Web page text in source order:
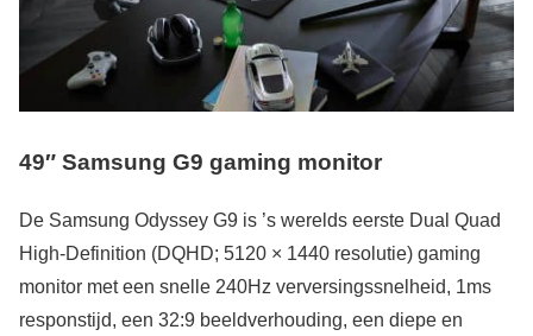
49″ Samsung G9 gaming monitor
De Samsung Odyssey G9 is ’s werelds eerste Dual Quad
High-Definition (DQHD; 5120 × 1440 resolutie) gaming
monitor met een snelle 240Hz verversingssnelheid, 1ms
responstijd, een 32:9 beeldverhouding, een diepe en